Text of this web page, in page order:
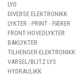
LYD
DIVERSE ELEKTRONIKK
LYKTER - PRINT - PÆRER
FRONT HOVEDLYKTER
BAKLYKTER
TILHENGER-ELEKTRONIKK
VARSEL/BLITZ LYS
HYDRAULIKK